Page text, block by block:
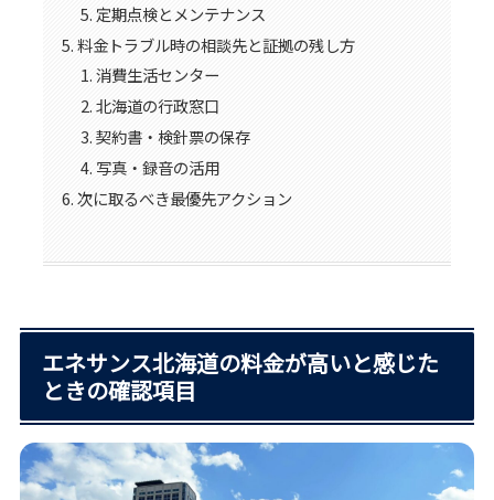
定期点検とメンテナンス
料金トラブル時の相談先と証拠の残し方
消費生活センター
北海道の行政窓口
契約書・検針票の保存
写真・録音の活用
次に取るべき最優先アクション
エネサンス北海道の料金が高いと感じた
ときの確認項目